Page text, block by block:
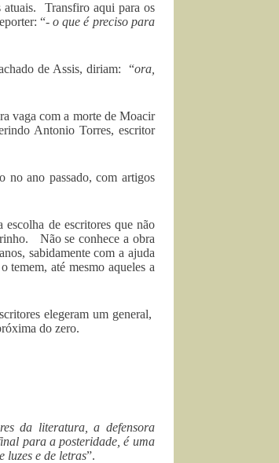
atuais. Transfiro aqui para os
“-o que é preciso para
de Assis, diriam: “ora,
vaga com a morte de Moacir
Antonio Torres, escritor
no ano passado, com artigos
de escritores que não
Não se conhece a obra
sabidamente com a ajuda
temem, até mesmo aqueles a
elegeram um general,
do zero.
da literatura, a defensora
para a posteridade, é uma
luzes e de letras”.